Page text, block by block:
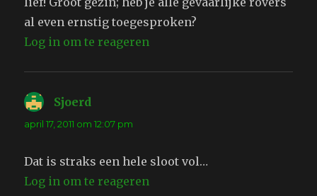
al even ernstig toegesproken?
Log in om te reageren
Sjoerd
april 17, 2011 om 12:07 pm
Dat is straks een hele sloot vol…
Log in om te reageren